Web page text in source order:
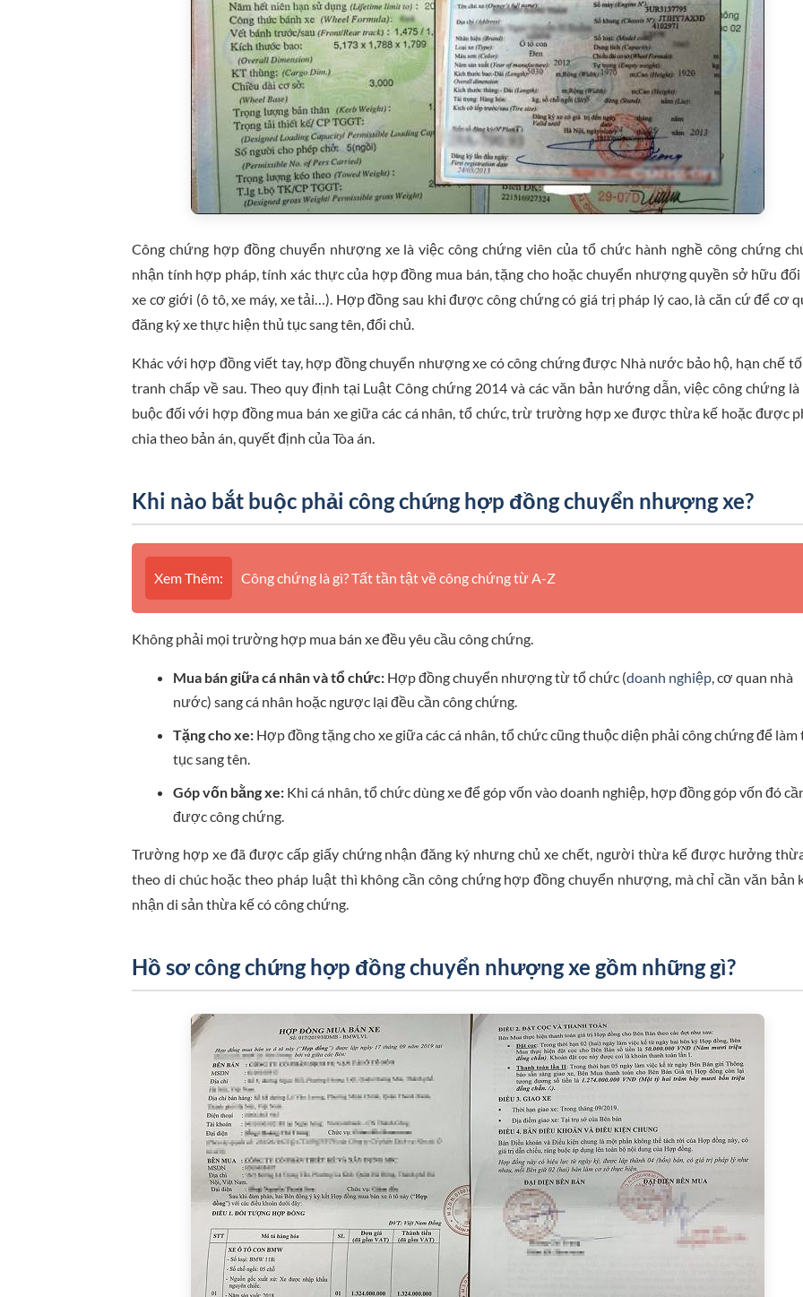
Công chứng hợp đồng chuyển nhượng xe là việc công chứng viên của tổ chức hành nghề công chứng
nhận tính hợp pháp, tính xác thực của hợp đồng mua bán, tặng cho hoặc chuyển nhượng quyền sở hữu
xe cơ giới (ô tô, xe máy, xe tải…). Hợp đồng sau khi được công chứng có giá trị pháp lý cao, là căn cứ để cơ
đăng ký xe thực hiện thủ tục sang tên, đổi chủ.
Khác với hợp đồng viết tay, hợp đồng chuyển nhượng xe có công chứng được Nhà nước bảo hộ, hạn chế
tranh chấp về sau. Theo quy định tại Luật Công chứng 2014 và các văn bản hướng dẫn, việc công chứng
buộc đối với hợp đồng mua bán xe giữa các cá nhân, tổ chức, trừ trường hợp xe được thừa kế hoặc được
chia theo bản án, quyết định của Tòa án.
Khi nào bắt buộc phải công chứng hợp đồng chuyển nhượng xe?
Xem Thêm: Công chứng là gì? Tất tần tật về công chứng từ A-Z
Không phải mọi trường hợp mua bán xe đều yêu cầu công chứng.
Mua bán giữa cá nhân và tổ chức:Hợp đồng chuyển nhượng từ tổ chức (doanh nghiệp, cơ quan nhà
nước) sang cá nhân hoặc ngược lại đều cần công chứng.
Tặng cho xe:Hợp đồng tặng cho xe giữa các cá nhân, tổ chức cũng thuộc diện phải công chứng để làm
tục sang tên.
Góp vốn bằng xe:Khi cá nhân, tổ chức dùng xe để góp vốn vào doanh nghiệp, hợp đồng góp vốn đó
được công chứng.
Trường hợp xe đã được cấp giấy chứng nhận đăng ký nhưng chủ xe chết, người thừa kế được hưởng
theo di chúc hoặc theo pháp luật thì không cần công chứng hợp đồng chuyển nhượng, mà chỉ cần văn bản
nhận di sản thừa kế có công chứng.
Hồ sơ công chứng hợp đồng chuyển nhượng xe gồm những gì?